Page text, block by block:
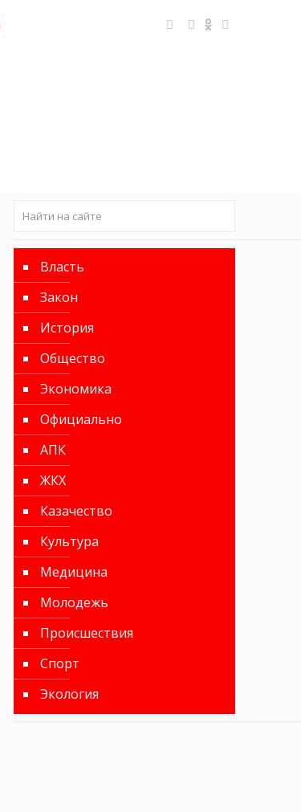
Власть
Закон
История
Общество
Экономика
Официально
АПК
ЖКХ
Казачество
Культура
Медицина
Молодежь
Происшествия
Спорт
Экология